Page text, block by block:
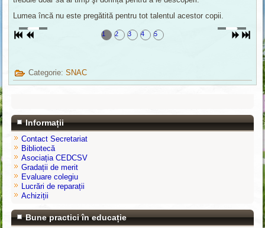
Lumea încă nu este pregătită pentru tot talentul acestor copii.
1 2 3 4 5
Categorie:SNAC
Informații
Contact Secretariat
Bibliotecă
Asociația CEDCSV
Gradații de merit
Evaluare colegiu
Lucrări de reparații
Achiziții
Bune practici în educație